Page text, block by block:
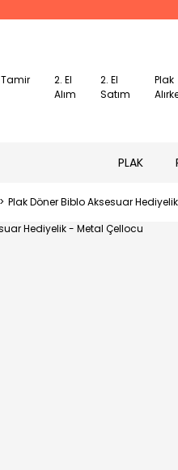
Tamir
2. El
Alım
2. El
Satım
Plak
PLAK
Plak Döner Biblo Aksesuar